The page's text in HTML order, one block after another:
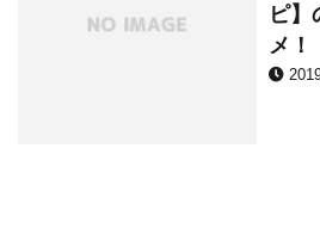
ピ】
メ！